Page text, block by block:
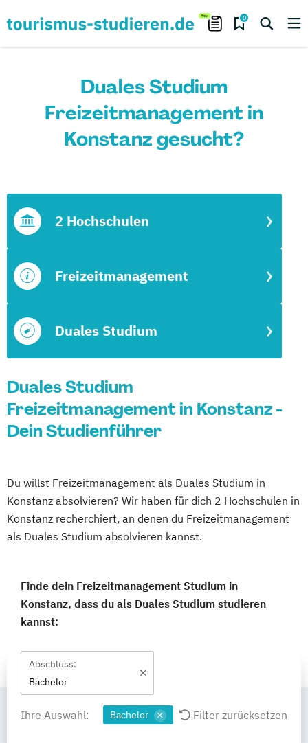
0
Duales Studium
Freizeitmanagement in
Konstanz gesucht?
Duales Studium
Freizeitmanagement
2 Hochschulen
Duales Studium
Freizeitmanagement in Konstanz -
Dein Studienführer
Du willst Freizeitmanagement als Duales Studium in
Konstanz absolvieren? Wir haben für dich 2 Hochschulen in
Konstanz recherchiert, an denen du Freizeitmanagement
als Duales Studium absolvieren kannst.
Finde dein Freizeitmanagement Studium in
Konstanz, dass du als Duales Studium studieren
kannst:
Abschluss:
Bachelor
Ihre Auswahl: Bachelor Filter zurücksetzen